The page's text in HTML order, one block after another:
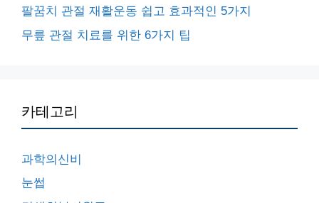
팔꿈치 관절 재활운동 쉽고 효과적인 5가지
무릎 관절 치료를 위한 6가지 팁
카테고리
과학의신비
눈썹